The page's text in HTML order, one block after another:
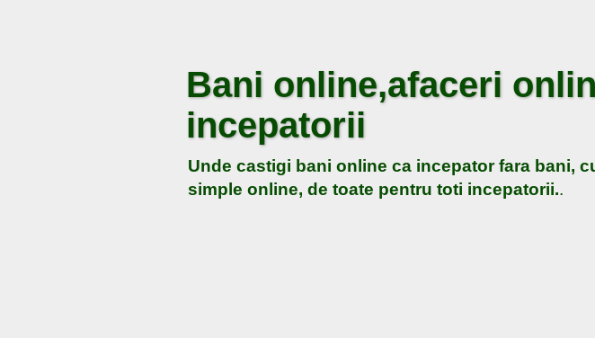
Bani online,afaceri
incepatorii
Unde castigi bani online ca incepator fara bani,
simple online, de toate pentru toti incepatorii..